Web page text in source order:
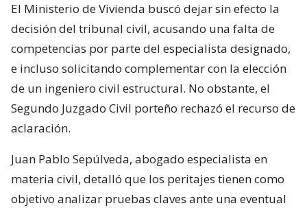
El Ministerio de Vivienda buscó dejar sin efecto la
decisión del tribunal civil, acusando una falta de
competencias por parte del especialista designado,
e incluso solicitando complementar con la elección
de un ingeniero civil estructural. No obstante, el
Segundo Juzgado Civil porteño rechazó el recurso de
aclaración.
Juan Pablo Sepúlveda, abogado especialista en
materia civil, detalló que los peritajes tienen como
objetivo analizar pruebas claves ante una eventual